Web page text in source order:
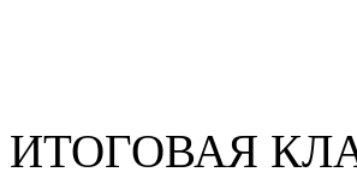
ИТОГОВАЯ